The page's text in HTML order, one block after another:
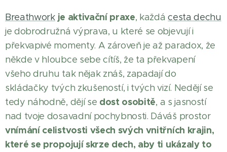
Breathwork je aktivační praxe, každácesta dechu
je dobrodružná výprava, u které se objevují i
překvapivé momenty. A zároveň je až paradox, že
někde v hloubce sebe cítíš, že ta překvapení
všeho druhu tak nějak znáš, zapadají do
skládačky tvých zkušeností, i tvých vizí. Nedějí se
tedy náhodně, dějí se dost osobitě, a s jasností
nad tvoje dosavadní pochybnosti. Dáváš prostor
vnímání celistvosti všech svých vnitřních krajin,
které se propojují skrze dech, aby ti ukázaly to